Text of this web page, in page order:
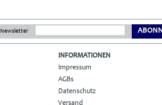
Newsletter
INFORMATIONEN
Impressum
AGBs
Datenschutz
Versand